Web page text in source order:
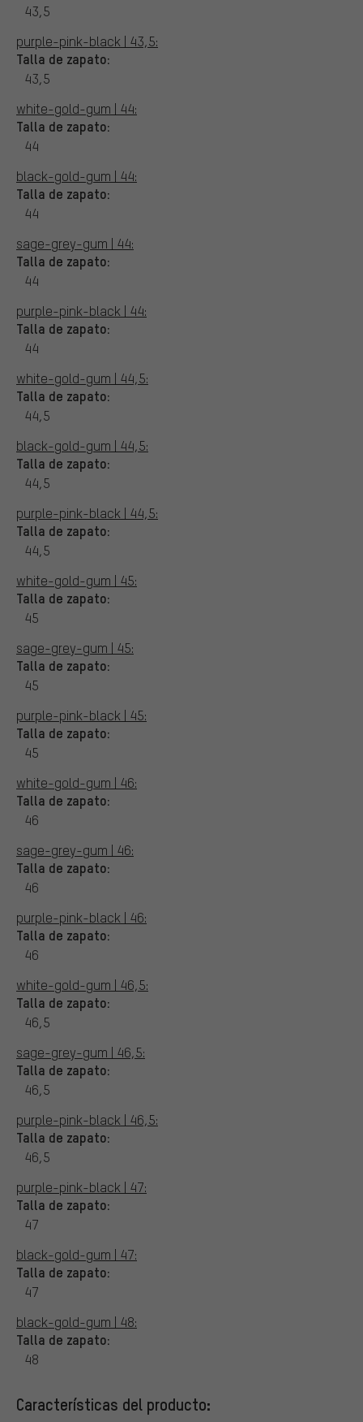
43,5
purple-pink-black | 43,5:
Talla de zapato:
43,5
white-gold-gum | 44:
Talla de zapato:
44
black-gold-gum | 44:
Talla de zapato:
44
sage-grey-gum | 44:
Talla de zapato:
44
purple-pink-black | 44:
Talla de zapato:
44
white-gold-gum | 44,5:
Talla de zapato:
44,5
black-gold-gum | 44,5:
Talla de zapato:
44,5
purple-pink-black | 44,5:
Talla de zapato:
44,5
white-gold-gum | 45:
Talla de zapato:
45
sage-grey-gum | 45:
Talla de zapato:
45
purple-pink-black | 45:
Talla de zapato:
45
white-gold-gum | 46:
Talla de zapato:
46
sage-grey-gum | 46:
Talla de zapato:
46
purple-pink-black | 46:
Talla de zapato:
46
white-gold-gum | 46,5:
Talla de zapato:
46,5
sage-grey-gum | 46,5:
Talla de zapato:
46,5
purple-pink-black | 46,5:
Talla de zapato:
46,5
purple-pink-black | 47:
Talla de zapato:
47
black-gold-gum | 47:
Talla de zapato:
47
black-gold-gum | 48:
Talla de zapato:
48
Características del producto: